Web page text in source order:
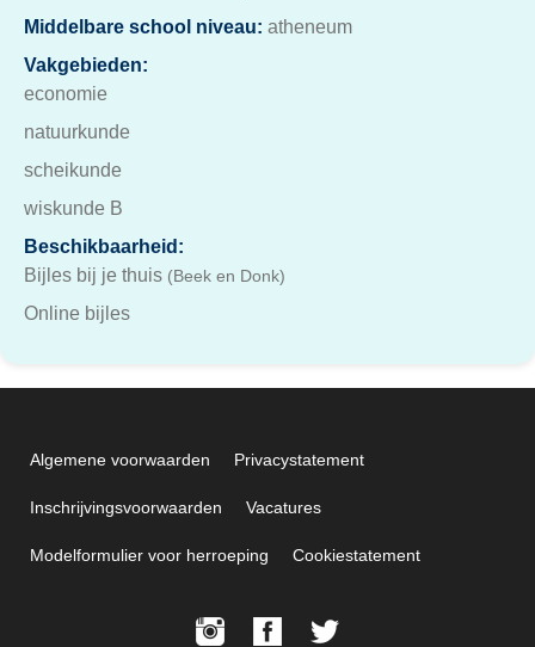
Middelbare school niveau: atheneum
Vakgebieden:
economie
natuurkunde
scheikunde
wiskunde B
Beschikbaarheid:
Bijles bij je thuis (Beek en Donk)
Online bijles
Algemene voorwaarden Privacystatement
Inschrijvingsvoorwaarden Vacatures
Modelformulier voor herroeping Cookiestatement